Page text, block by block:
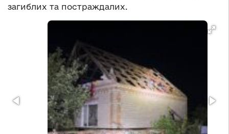
загиблих та постраждалих.